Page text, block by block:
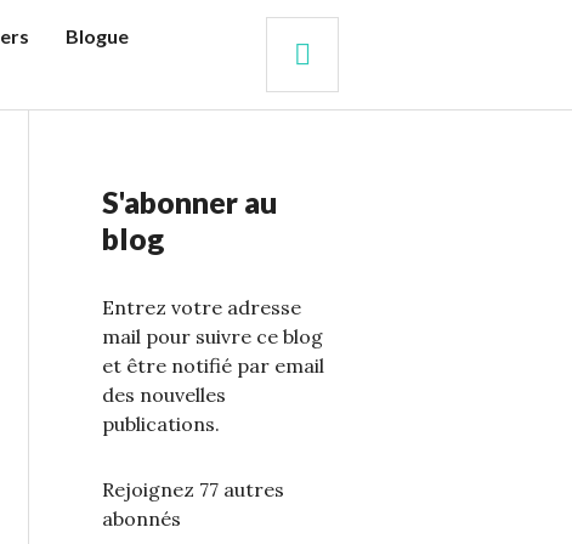
Blogue
S'abonner au
blog
Entrez votre adresse
mail pour suivre ce blog
et être notifié par email
des nouvelles
publications.
Rejoignez 77 autres
abonnés